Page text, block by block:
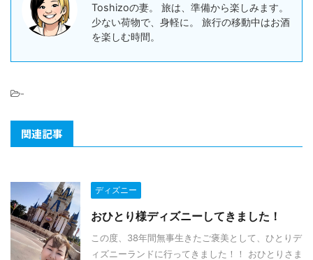
Toshizoの妻。 旅は、準備から楽しみます。
少ない荷物で、身軽に。 旅行の移動中はお酒
を楽しむ時間。
-
関連記事
ディズニー
おひとり様ディズニーしてきました！
この度、38年間無事生きたご褒美として、ひとりデ
ィズニーランドに行ってきました！！ おひとりさま